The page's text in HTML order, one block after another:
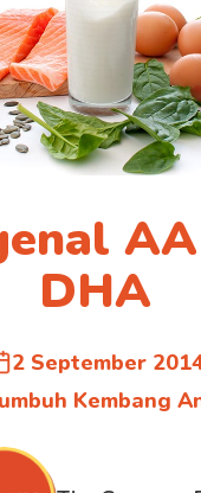
DHA
2 September
Kembang